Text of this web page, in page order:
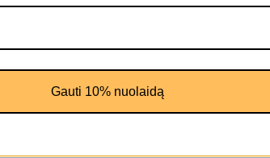
gamta, pajūrio fotografija, Kuršių nerijos
nuotraukoje.
Gauti 10% nuolaidą